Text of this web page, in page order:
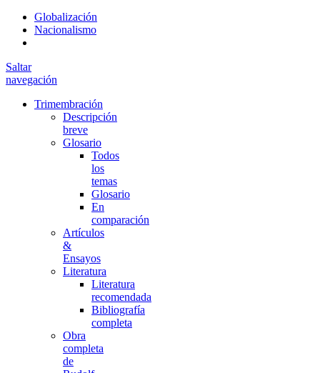
Globalización
Nacionalismo
Saltar
navegación
Trimembración
Descripción
breve
Glosario
Todos
los
temas
Glosario
En
comparación
Artículos
&
Ensayos
Literatura
Literatura
recomendada
Bibliografía
completa
Obra
completa
de